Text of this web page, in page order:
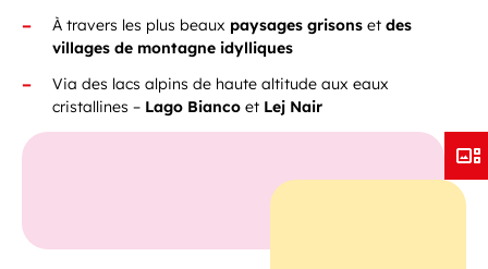
À travers les plus beaux paysages grisons et des
villages de montagne idylliques
Via des lacs alpins de haute altitude aux eaux
cristallines – Lago Bianco et Lej Nair